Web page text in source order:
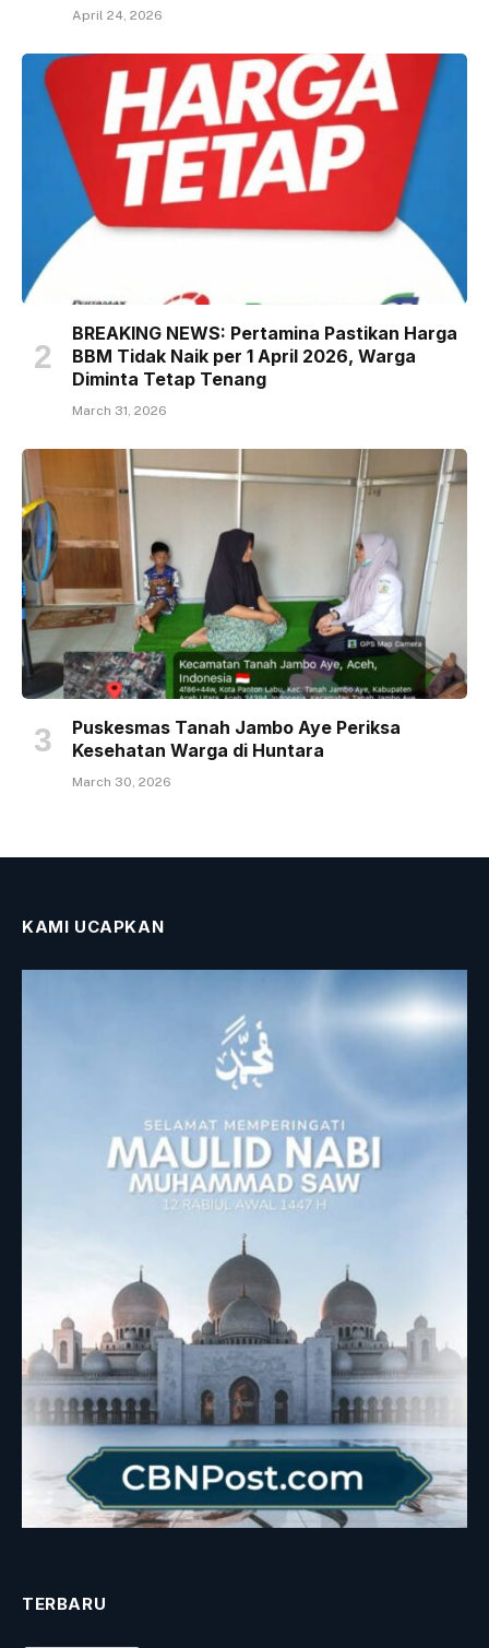
April 24, 2026
BREAKING NEWS: Pertamina Pastikan Harga
BBM Tidak Naik per 1 April 2026, Warga
Diminta Tetap Tenang
March 31, 2026
Puskesmas Tanah Jambo Aye Periksa
Kesehatan Warga di Huntara
March 30, 2026
KAMI UCAPKAN
TERBARU